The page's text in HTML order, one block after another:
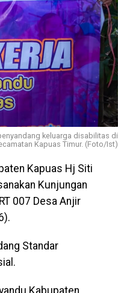
keluarga disabilitas di
Kapuas Timur. (Foto/Ist)
Kapuas Hj Siti
Kunjungan
007 Desa Anjir
Standar
Kabupaten